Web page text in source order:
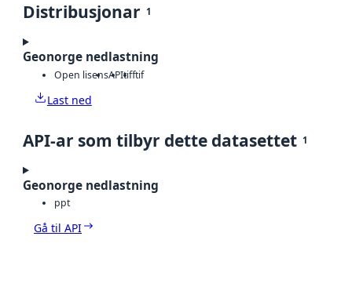
Distribusjonar 1
Geonorge nedlastning
Open lisensAPItifftif
Last ned
API-ar som tilbyr dette datasettet 1
Geonorge nedlastning
ppt
Gå til API